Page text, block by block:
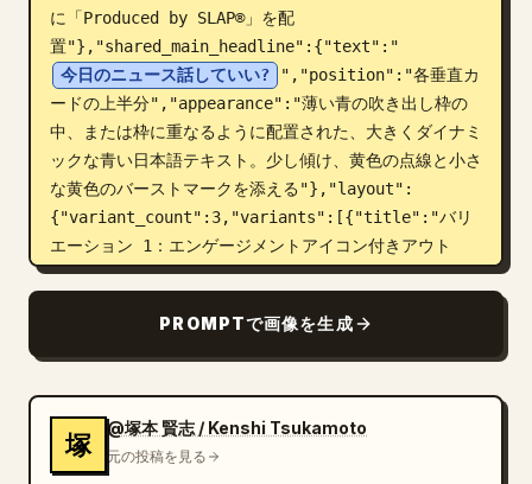
に「Produced by SLAP®」を配
置"},"shared_main_headline":{"text":"
今日のニュース話していい?
","position":"各垂直カ
ードの上半分","appearance":"薄い青の吹き出し枠の
中、または枠に重なるように配置された、大きくダイナミ
ックな青い日本語テキスト。少し傾け、黄色の点線と小さ
な黄色のバーストマークを添える"},"layout":
{"variant_count":3,"variants":[{"title":"バリ
エーション 1：エンゲージメントアイコン付きアウト
ロ","position":"左側のカー
大きな見出し","
最後までご視聴ありがとうございました！ と書かれた
ーシャルアイコン：いいね（親指）、コメント（吹き出
し）、シェア（矢印）","青いドットの水平区切り
線","大きな黒い SLAP® ロゴの上に「Produced by」テ
PROMPTで画像を生成
塚
@塚本 賢志 / Kenshi Tsukamoto
元の投稿を見る